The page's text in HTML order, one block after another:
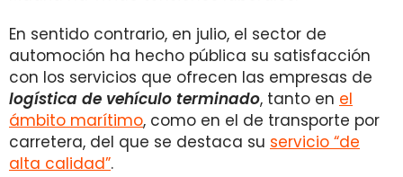
En sentido contrario, en julio, el sector de
automoción ha hecho pública su satisfacción
con los servicios que ofrecen las empresas de
logística de vehículo terminado, tanto en el
ámbito marítimo, como en el de transporte por
carretera, del que se destaca su servicio “de
alta calidad”.